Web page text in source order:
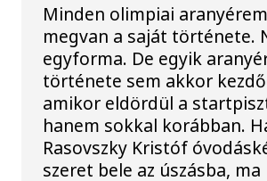
Minden olimpiai
megvan a saját története.
egyforma. De egyik
története sem akkor
amikor eldördül a
hanem sokkal korábban.
Rasovszky Kristóf
szeret bele az úszásba, ma